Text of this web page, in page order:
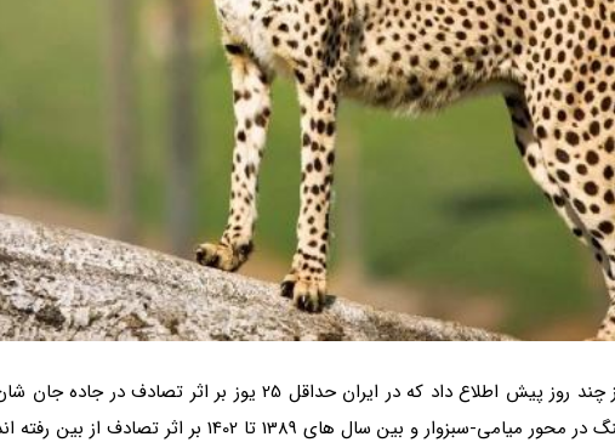
یکی از گروه های فعال در زمینه حفاظت از یوز چند روز پیش اطلاع داد که در ایران حداقل 25 یوز بر اثر تصادف در جاده
را از دست داده اند. از این تعداد تنها 13 یوزپلنگ در محور میامی-سبزوار و بین سال های 1389 تا 1402 بر اثر تصادف از بین